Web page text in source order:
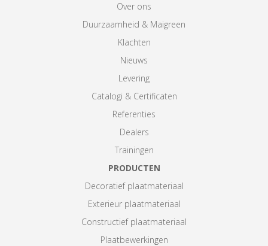
Over ons
Duurzaamheid & Maigreen
Klachten
Nieuws
Levering
Catalogi & Certificaten
Referenties
Dealers
Trainingen
PRODUCTEN
Decoratief plaatmateriaal
Exterieur plaatmateriaal
Constructief plaatmateriaal
Plaatbewerkingen